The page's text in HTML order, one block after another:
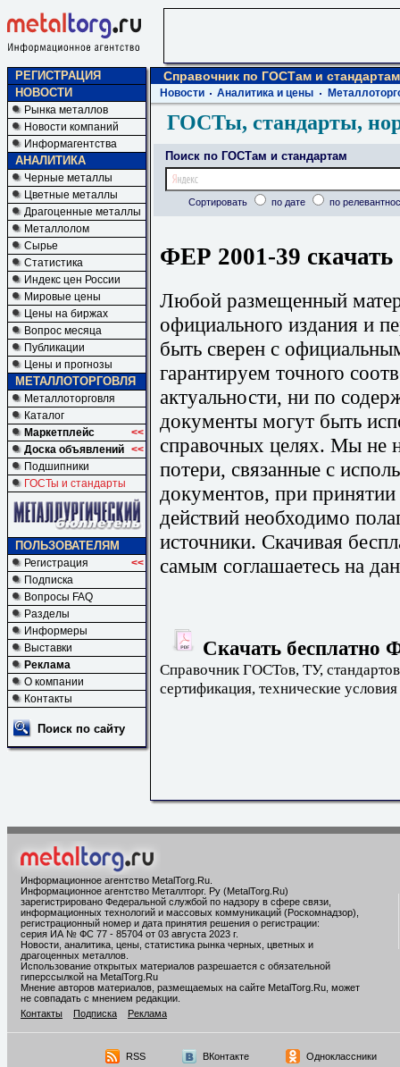
РЕГИСТРАЦИЯ
НОВОСТИ
Рынка металлов
Новости компаний
Информагентства
АНАЛИТИКА
Черные металлы
Цветные металлы
Драгоценные металлы
Металлолом
Сырье
Статистика
Индекс цен России
Мировые цены
Цены на биржах
Вопрос месяца
Публикации
Цены и прогнозы
МЕТАЛЛОТОРГОВЛЯ
Металлоторговля
Каталог
Маркетплейс
<<
Доска объявлений <<
Подшипники
ГОСТы и стандарты
ПОЛЬЗОВАТЕЛЯМ
Регистрация
<<
Подписка
Вопросы FAQ
Разделы
Информеры
Выставки
Реклама
О компании
Контакты
Поиск по сайту
Справочник по ГОСТам и стандартам
Новости Аналитика и цены
ГОСТы, стандарты,
Поиск по ГОСТам и стандартам
Сортировать по дате по
ФЕР 2001-39 скачать
Любой размещенный
официального издания и
быть сверен с
гарантируем точного
актуальности, ни по
документы могут быть
справочных целях. Мы не
потери, связанные с
документов, при
действий необходимо
источники. Скачивая
самым соглашаетесь на
Скачать бесплатно
Справочник ГОСТов, ТУ,
сертификация, технические условия
Информационное агентство MetalTorg.Ru
Информационное агентство Металлторг. Ру (MetalTorg.Ru)
зарегистрировано Федеральной службой по надзору в сфере связи,
информационных технологий и массовых коммуникаций (Роскомнадзор),
регистрационный номер и дата принятия решения о регистрации:
серия ИА № ФС 77 - 85704 от 03 августа 2023 г.
Новости, аналитика, цены, статистика рынка черных, цветных и
драгоценных металлов.
Использование открытых материалов разрешается с обязательной
гиперссылкой на MetalTorg.Ru
Мнение авторов материалов, размещаемых на сайте MetalTorg.Ru, может
не совпадать с мнением редакции.
Контакты
Подписка Реклама
RSS ВКонтакте Одноклассники